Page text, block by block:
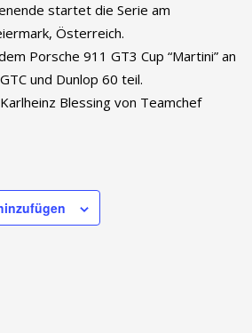
startet die Serie am
Österreich.
Porsche 911 GT3 Cup “Martini” an
und Dunlop 60 teil.
Blessing von Teamchef